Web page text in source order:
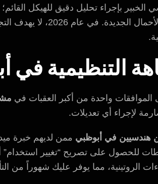
الخبير بإجراء تحليل دقيق للهيكل
الأساسات على تحمل
التنظيمية في
واحدة من أكبر العقبات في
لإجراء أي تعديلات.
هندسيين في أبوظبي ممن لديهم خبرة
للحصول على تصريح “تغيير استخدام”
الروتينية، مما يوفر عليك شهوراً من